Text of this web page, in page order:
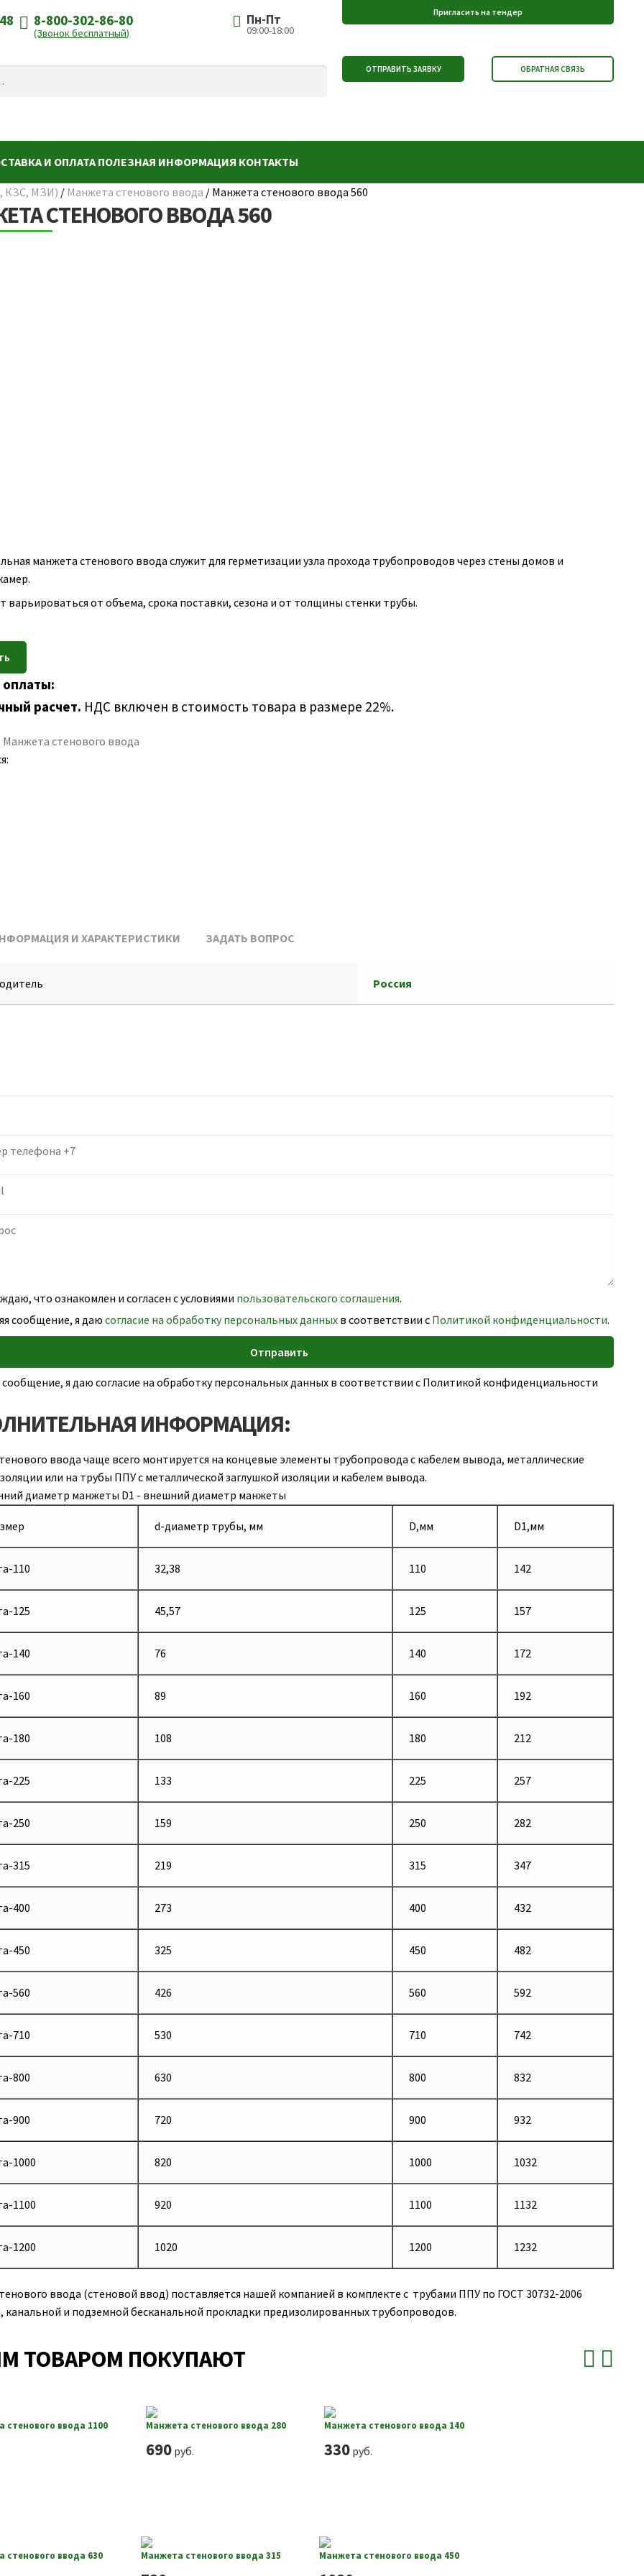
8-800-302-86-80
(Звонок бесплатный)
Пн-Пт
09:00-18:00
И ОПЛАТА ПОЛЕЗНАЯ ИНФОРМАЦИЯ КОНТАКТЫ
КЗС, МЗИ) / Манжета стенового ввода / Манжета стенового ввода 560
СТЕНОВОГО ВВОДА 560
манжета стенового ввода служит для герметизации узла прохода трубопроводов через стены домов и
варьироваться от объема, срока поставки, сезона и от толщины стенки трубы.
расчет. НДС включен в стоимость товара в размере 22%.
Манжета стенового ввода
И ХАРАКТЕРИСТИКИ ЗАДАТЬ ВОПРОС
Россия
что ознакомлен и согласен с условиями пользовательского соглашения.
сообщение, я даю согласие на обработку персональных данныхв соответствии с Политикой конфиденциальности.
я даю согласие на обработку персональных данных в соответствии с Политикой конфиденциальности
ИНФОРМАЦИЯ:
ввода чаще всего монтируется на концевые элементы трубопровода с кабелем вывода, металлические
или на трубы ППУ с металлической заглушкой изоляции и кабелем вывода.
диаметр манжеты D1 - внешний диаметр манжеты
d-диаметр трубы, мм D,мм D1,мм
110 32,38 110 142
125 45,57 125 157
140 76 140 172
160 89 160 192
180 108 180 212
225 133 225 257
250 159 250 282
315 219 315 347
400 273 400 432
450 325 450 482
560 426 560 592
710 530 710 742
800 630 800 832
900 720 900 932
1000 820 1000 1032
1100 920 1100 1132
1200 1020 1200 1232
ввода (стеновой ввод) поставляется нашей компанией в комплекте с трубами ППУ по ГОСТ 30732-2006
канальной и подземной бесканальной прокладки предизолированных трубопроводов.
ТОВАРОМ ПОКУПАЮТ
стенового ввода 1100 Манжета стенового ввода 280
690руб.
Манжета стенового ввода 140
330руб.
стенового ввода 630 Манжета стенового ввода 315 Манжета стенового ввода 450